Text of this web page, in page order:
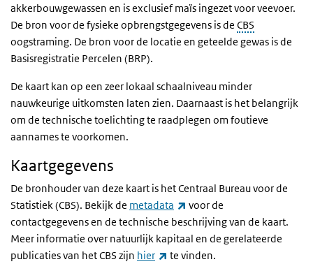
akkerbouwgewassen en is exclusief maïs ingezet voor veevoer.
De bron voor de fysieke opbrengstgegevens is de CBS
oogstraming. De bron voor de locatie en geteelde gewas is de
Basisregistratie Percelen (BRP).
De kaart kan op een zeer lokaal schaalniveau minder
nauwkeurige uitkomsten laten zien. Daarnaast is het belangrijk
om de technische toelichting te raadplegen om foutieve
aannames te voorkomen.
Kaartgegevens
De bronhouder van deze kaart is het Centraal Bureau voor de
Statistiek (CBS). Bekijk de metadata (externe link)
voor de
contactgegevens en de technische beschrijving van de kaart.
Meer informatie over natuurlijk kapitaal en de gerelateerde
publicaties van het CBS zijn hier (externe link)
te vinden.